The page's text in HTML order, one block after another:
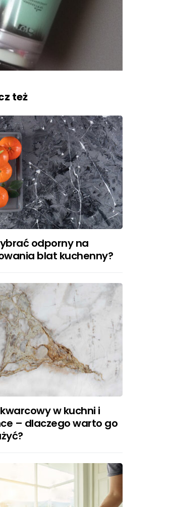
też
odporny na
blat kuchenny?
w kuchni i
– dlaczego warto go